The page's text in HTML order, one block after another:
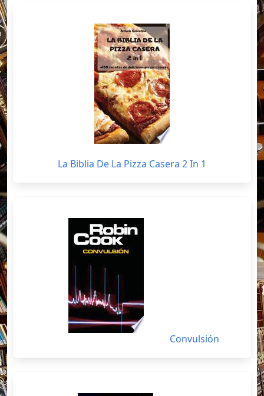
La Biblia De La Pizza Casera 2 In 1
Convulsión